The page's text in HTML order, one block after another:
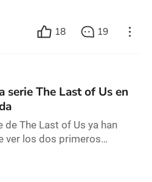
18 19
serie The Last of Us en
The Last of Us ya han
ver los dos primeros
que tienen atrapados
han tenido la oportunidad